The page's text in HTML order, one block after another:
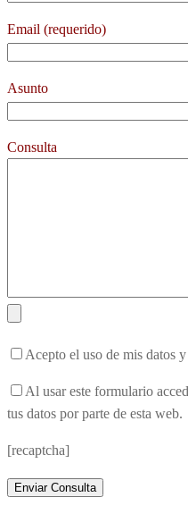
Email (requerido)
Asunto
Consulta
Acepto el uso de mis datos
Al usar este formulario
tus datos por parte de esta web.
[recaptcha]